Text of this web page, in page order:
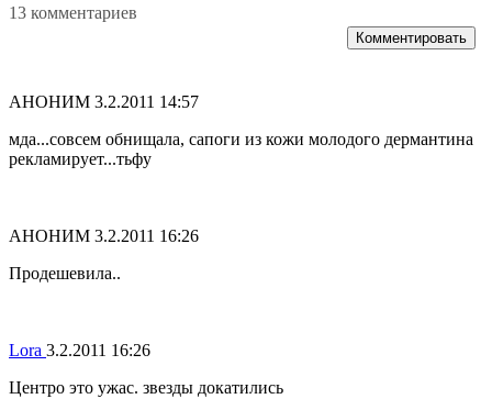
13 комментариев
Комментировать
АНОНИМ 3.2.2011 14:57
мда...совсем обнищала, сапоги из кожи молодого дермантина
рекламирует...тьфу
АНОНИМ 3.2.2011 16:26
Продешевила..
Lora 3.2.2011 16:26
Центро это ужас. звезды докатились